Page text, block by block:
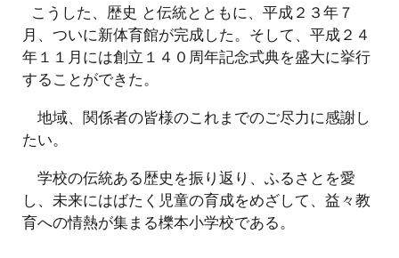
こうした、歴史 と伝統とともに、平成２３年７
月、ついに新体育館が完成した。そして、平成２４
年１１月には創立１４０周年記念式典を盛大に挙行
することができた。
地域、関係者の皆様のこれまでのご尽力に感謝し
たい。
学校の伝統ある歴史を振り返り、ふるさとを愛
し、未来にはばたく児童の育成をめざして、益々教
育への情熱が集まる櫟本小学校である。